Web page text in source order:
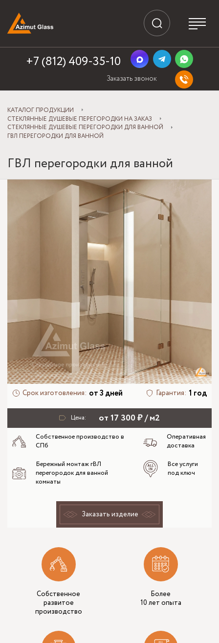
+7 (812) 409-35-10
Заказать звонок
КАТАЛОГ ПРОДУКЦИИ
СТЕКЛЯННЫЕ ДУШЕВЫЕ ПЕРЕГОРОДКИ НА ЗАКАЗ
СТЕКЛЯННЫЕ ДУШЕВЫЕ ПЕРЕГОРОДКИ ДЛЯ ВАННОЙ
ГВЛ ПЕРЕГОРОДКИ ДЛЯ ВАННОЙ
ГВЛ перегородки для ванной
Срок изготовления: от 3 дней Гарантия: 1 год
Цена: от 17 300 ₽ / м2
Собственное производство в
СПб
Оперативная
доставка
Бережный монтаж гВЛ
перегородок для ванной
комнаты
Все услуги
под ключ
Заказать изделие
Собственное
развитое
производство
Более
10 лет опыта